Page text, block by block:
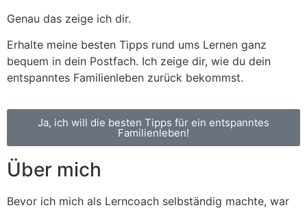
Genau das zeige ich dir.
Erhalte meine besten Tipps rund ums Lernen ganz
bequem in dein Postfach. Ich zeige dir, wie du dein
entspanntes Familienleben zurück bekommst.
Ja, ich will die besten Tipps für ein entspanntes
Familienleben!
Über mich
Bevor ich mich als Lerncoach selbständig machte, war